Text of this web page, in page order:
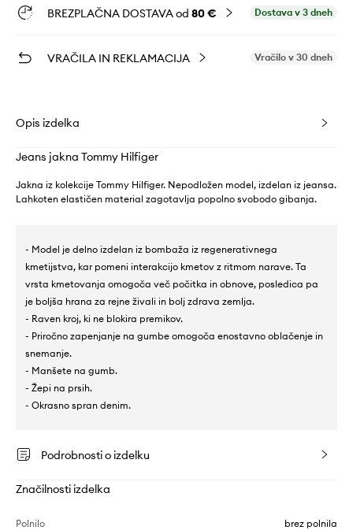
BREZPLAČNA DOSTAVA od 80 € Dostava v 3 dneh
VRAČILA IN REKLAMACIJA Vračilo v 30 dneh
Opis izdelka
Jeans jakna Tommy Hilfiger
Jakna iz kolekcije Tommy Hilfiger. Nepodložen model, izdelan iz jeansa.
Lahkoten elastičen material zagotavlja popolno svobodo gibanja.
- Model je delno izdelan iz bombaža iz regenerativnega
kmetijstva, kar pomeni interakcijo kmetov z ritmom narave. Ta
vrsta kmetovanja omogoča več počitka in obnove, posledica pa
je boljša hrana za rejne živali in bolj zdrava zemlja.
- Raven kroj, ki ne blokira premikov.
- Priročno zapenjanje na gumbe omogoča enostavno oblačenje in
snemanje.
- Manšete na gumb.
- Žepi na prsih.
- Okrasno spran denim.
Podrobnosti o izdelku
Značilnosti izdelka
Polnilo brez polnila